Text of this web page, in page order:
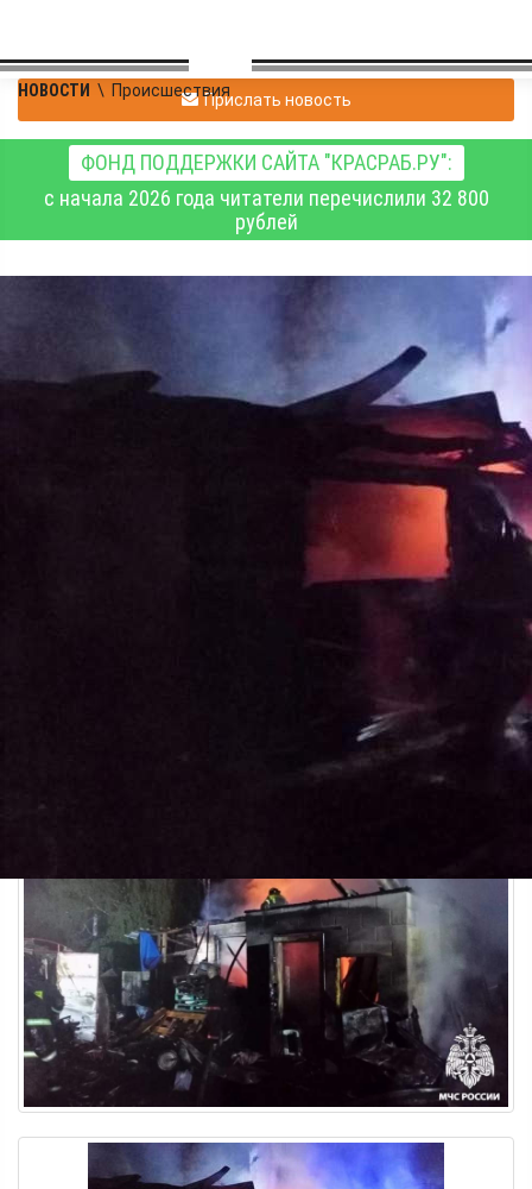
НОВОСТИ \ ПроисшествияПрислать новость
ФОНД ПОДДЕРЖКИ САЙТА "КРАСРАБ.РУ":
с начала 2026 года читатели перечислили 32 800
рублей
В Новокузнецке
замыкание стало
причиной пожара, во
пострадали двое детей